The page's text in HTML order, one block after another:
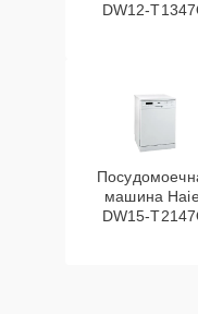
DW12-
машина
DW15-